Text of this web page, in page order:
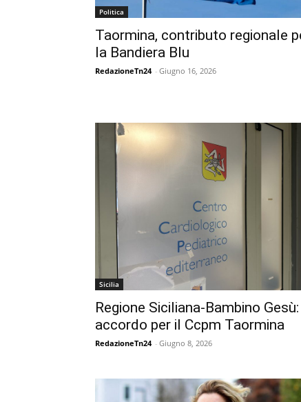
Politica
Taormina, contributo regionale
la Bandiera Blu
RedazioneTn24 - Giugno 16, 2026
Sicilia
Regione Siciliana-Bambino Gesù:
accordo per il Ccpm Taormina
RedazioneTn24 - Giugno 8, 2026